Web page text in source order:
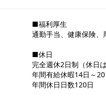
■福利厚生
通勤手当、健康保険
■休日
完全週休2日制（休日
年間有給休暇14日～
年間休日日数120日